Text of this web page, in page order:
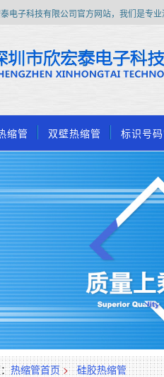
电子科技有限公司官方网站，我们是专业
缩管 双壁热缩管 标识号
热缩管首页 > 硅胶热缩管